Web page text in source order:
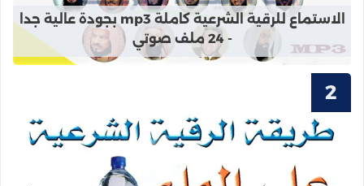
الاستماع للرقية الشرعية كاملة mp3 بجودة عالية جدا
- 24 ملف صوتي